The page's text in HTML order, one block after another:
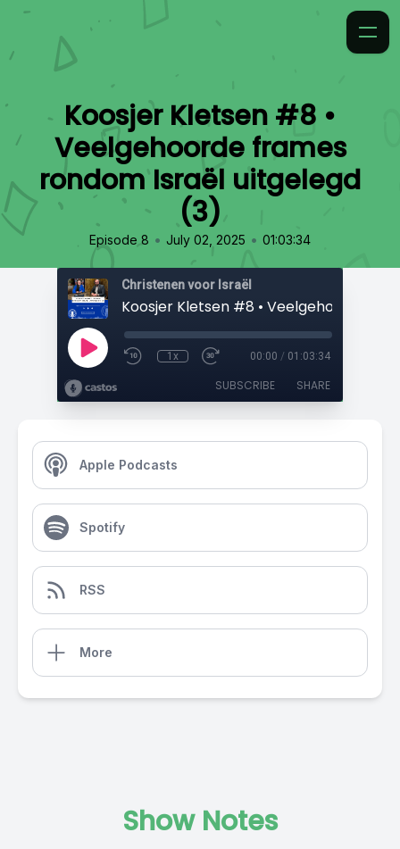
Koosjer Kletsen #8 •
Veelgehoorde frames
rondom Israël uitgelegd
(3)
Episode 8 • July 02, 2025 • 01:03:34
Christenen voor Israël
1x 00:00 / 01:03:34
SUBSCRIBE SHARE
Apple Podcasts
Spotify
RSS
More
Show Notes